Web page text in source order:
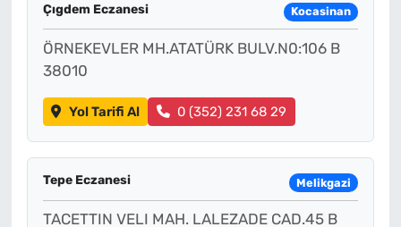
Çıgdem Eczanesi Kocasinan
ÖRNEKEVLER MH.ATATÜRK BULV.N0:106 B
38010
Yol Tarifi Al 0 (352) 231 68 29
Tepe Eczanesi Melikgazi
TACETTIN VELI MAH. LALEZADE CAD.45 B